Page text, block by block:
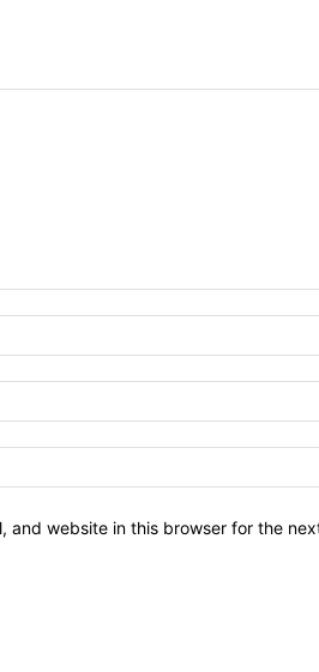
and website in this browser for the